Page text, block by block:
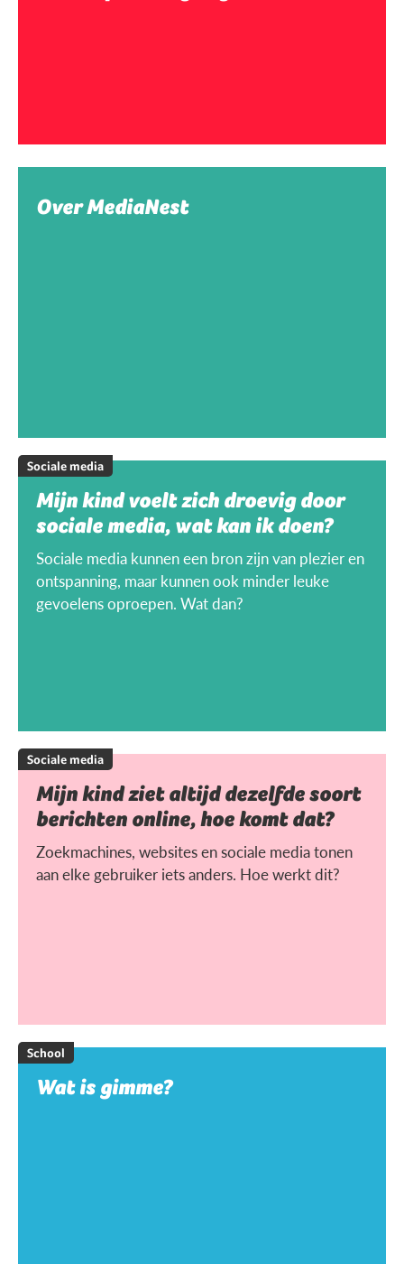
Over MediaNest
Sociale media
Mijn kind voelt zich droevig door
sociale media, wat kan ik doen?
Sociale media kunnen een bron zijn van plezier en
ontspanning, maar kunnen ook minder leuke
gevoelens oproepen. Wat dan?
Sociale media
Mijn kind ziet altijd dezelfde soort
berichten online, hoe komt dat?
Zoekmachines, websites en sociale media tonen
aan elke gebruiker iets anders. Hoe werkt dit?
School
Wat is gimme?